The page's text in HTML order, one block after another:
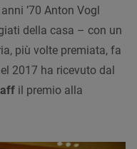
’70 Anton Vogl
della casa – con un
più volte premiata, fa
2017 ha ricevuto dal
il premio alla